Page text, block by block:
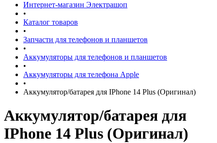
Интернет-магазин Электрашоп
•
Каталог товаров
•
Запчасти для телефонов и планшетов
•
Аккумуляторы для телефонов и планшетов
•
Аккумуляторы для телефона Apple
•
Аккумулятор/батарея для IPhone 14 Plus (Оригинал)
Аккумулятор/батарея для
IPhone 14 Plus (Оригинал)